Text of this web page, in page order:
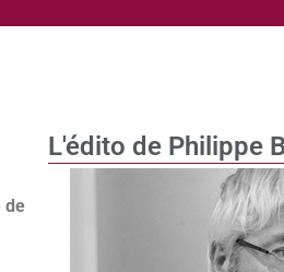
L'édito de Philippe
de